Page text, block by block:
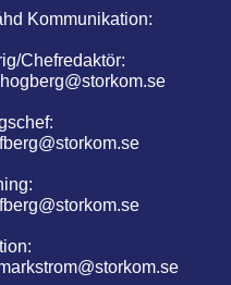
Kommunikation:
Chefredaktör: